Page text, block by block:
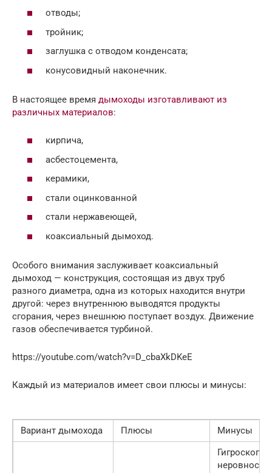
отводы;
тройник;
заглушка с отводом конденсата;
конусовидный наконечник.
В настоящее время дымоходы изготавливают из
различных материалов:
кирпича,
асбестоцемента,
керамики,
стали оцинкованной
стали нержавеющей,
коаксиальный дымоход.
Особого внимания заслуживает коаксиальный
дымоход — конструкция, состоящая из двух труб
разного диаметра, одна из которых находится внутри
другой: через внутреннюю выводятся продукты
сгорания, через внешнюю поступает воздух. Движение
газов обеспечивается турбиной.
https://youtube.com/watch?v=D_cbaXkDKeE
Каждый из материалов имеет свои плюсы и минусы:
Вариант дымохода Плюсы
Минусы
неровность